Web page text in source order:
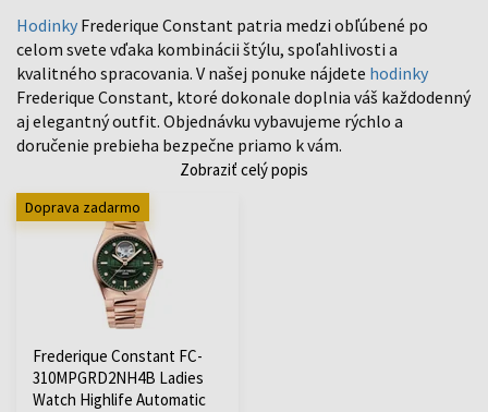
Hodinky Frederique Constant patria medzi obľúbené po
celom svete vďaka kombinácii štýlu, spoľahlivosti a
kvalitného spracovania. V našej ponuke nájdete hodinky
Frederique Constant, ktoré dokonale doplnia váš každodenný
aj elegantný outfit. Objednávku vybavujeme rýchlo a
doručenie prebieha bezpečne priamo k vám.
Zobraziť celý popis
Doprava zadarmo
Frederique Constant FC-
310MPGRD2NH4B Ladies
Watch Highlife Automatic